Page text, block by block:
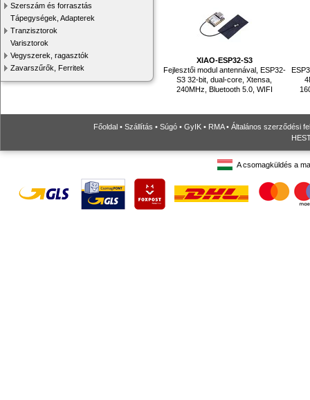
Szerszám és forrasztás
Tápegységek, Adapterek
Tranzisztorok
Varisztorok
Vegyszerek, ragasztók
Zavarszűrők, Ferritek
XIAO-ESP32-S3
Fejlesztői modul antennával, ESP32-
S3 32-bit, dual-core, Xtensa,
240MHz, Bluetooth 5.0, WIFI
Főoldal • Szállítás • Súgó • GyIK • RMA• Általános szerződési
A csomagküldés a